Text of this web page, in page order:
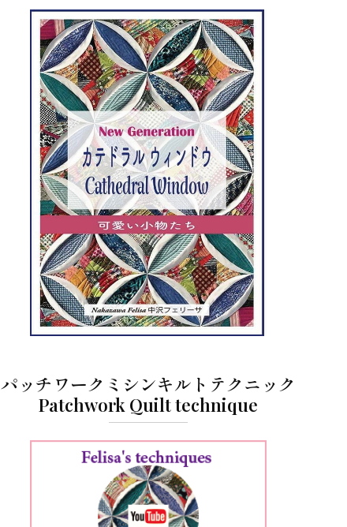
パッチワークミシンキルトテクニック
Patchwork Quilt technique